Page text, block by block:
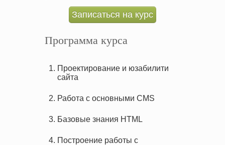
Записаться на курс
Программа курса
Проектирование и юзабилити
сайта
Работа с основными CMS
Базовые знания HTML
Построение работы с